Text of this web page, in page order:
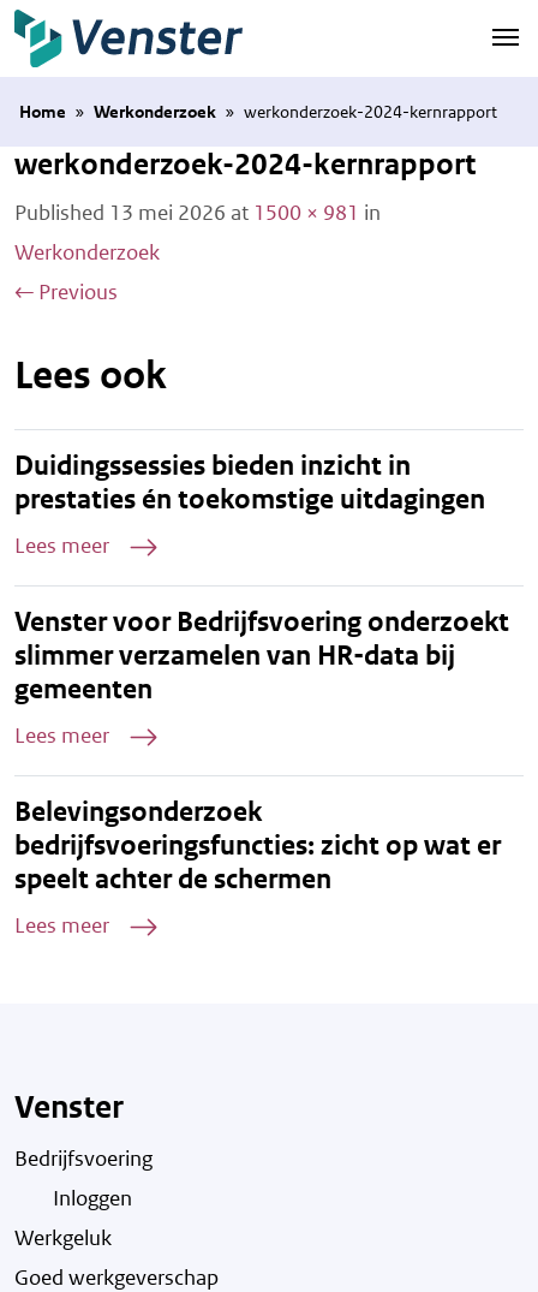
Naar hoofdinhoud
Home » Werkonderzoek » werkonderzoek-2024-kernrapport
werkonderzoek-2024-kernrapport
Published 13 mei 2026 at 1500 × 981 in
Werkonderzoek
← Previous
Lees ook
Duidingssessies bieden inzicht in
prestaties én toekomstige uitdagingen
Lees meer
Venster voor Bedrijfsvoering onderzoekt
slimmer verzamelen van HR-data bij
gemeenten
Lees meer
Belevingsonderzoek
bedrijfsvoeringsfuncties: zicht op wat er
speelt achter de schermen
Lees meer
Venster
Bedrijfsvoering
Inloggen
Werkgeluk
Goed werkgeverschap